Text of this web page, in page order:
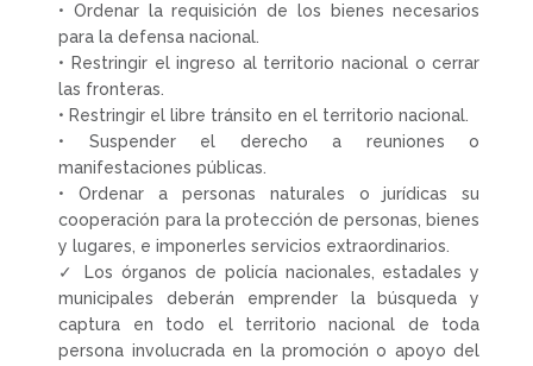
• Ordenar la requisición de los bienes necesarios
para la defensa nacional.
• Restringir el ingreso al territorio nacional o cerrar
las fronteras.
• Restringir el libre tránsito en el territorio nacional.
• Suspender el derecho a reuniones o
manifestaciones públicas.
• Ordenar a personas naturales o jurídicas su
cooperación para la protección de personas, bienes
y lugares, e imponerles servicios extraordinarios.
✓ Los órganos de policía nacionales, estadales y
municipales deberán emprender la búsqueda y
captura en todo el territorio nacional de toda
persona involucrada en la promoción o apoyo del